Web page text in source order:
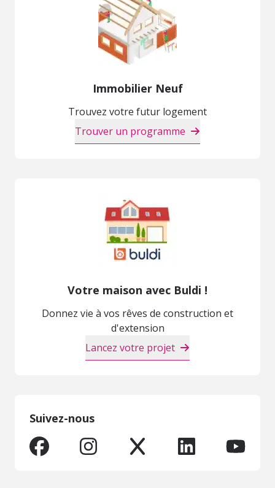
Immobilier Neuf
Trouvez votre futur logement
Trouver un programme
Votre maison avec Buldi !
Donnez vie à vos rêves de construction et
d'extension
Lancez votre projet
Suivez-nous